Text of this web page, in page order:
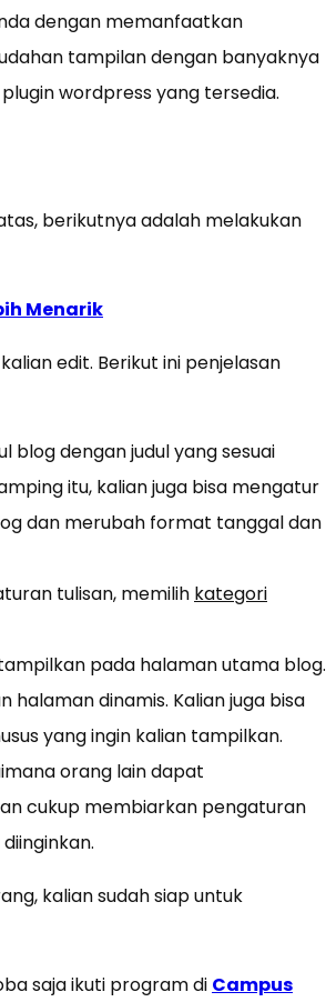
dengan memanfaatkan
tampilan dengan banyaknya
wordpress yang tersedia.
berikutnya adalah melakukan
Menarik
edit. Berikut ini penjelasan
blog dengan judul yang sesuai
itu, kalian juga bisa mengatur
dan merubah format tanggal dan
tulisan, memilih kategori
pada halaman utama blog.
halaman dinamis. Kalian juga bisa
yang ingin kalian tampilkan.
orang lain dapat
cukup membiarkan pengaturan
kalian sudah siap untuk
saja ikuti program di Campus